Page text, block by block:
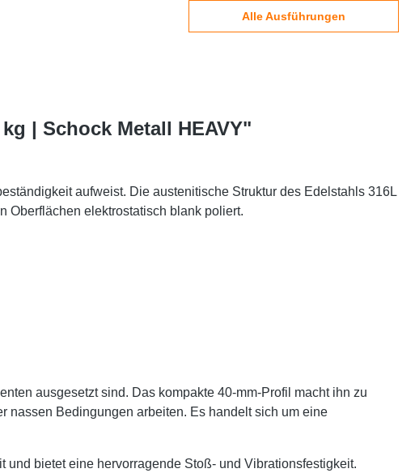
Alle Ausführungen
| Schock Metall HEAVY"
aufweist. Die austenitische Struktur des Edelstahls 316L
Oberflächen elektrostatisch blank poliert.
ausgesetzt sind. Das kompakte 40-mm-Profil macht ihn zu
nassen Bedingungen arbeiten. Es handelt sich um eine
bietet eine hervorragende Stoß- und Vibrationsfestigkeit.